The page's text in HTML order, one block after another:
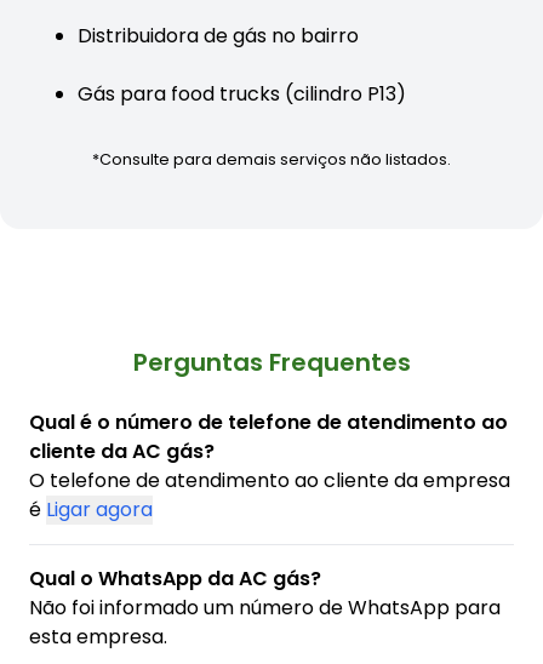
Distribuidora de gás no bairro
Gás para food trucks (cilindro P13)
*Consulte para demais serviços não listados.
Perguntas Frequentes
Qual é o número de telefone de atendimento ao
cliente da AC gás?
O telefone de atendimento ao cliente da empresa
é Ligar agora
Qual o WhatsApp da AC gás?
Não foi informado um número de WhatsApp para
esta empresa.